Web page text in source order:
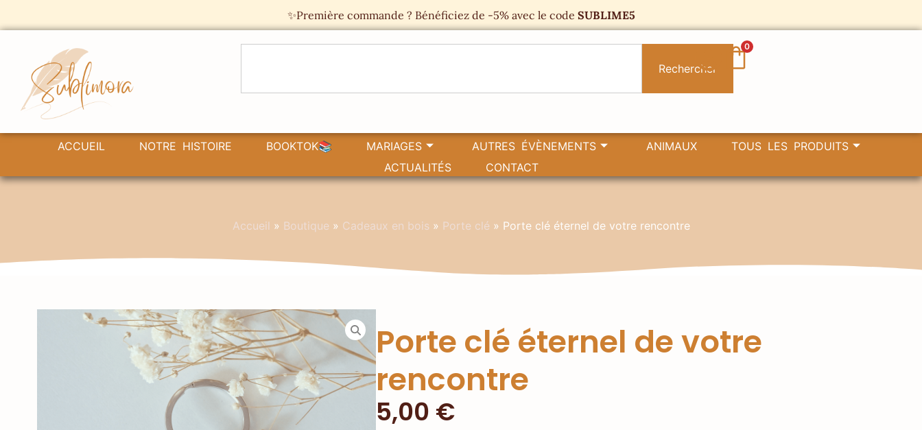
✨Première commande ? Bénéficiez de -5% avec le code SUBLIME5
Rechercher
0
ACCUEIL NOTRE HISTOIRE BOOKTOK📚 MARIAGES AUTRES ÉVÈNEMENTS ANIMAUX
TOUS LES PRODUITS
ACTUALITÉS
CONTACT
Accueil » Boutique » Cadeaux en bois » Porte clé » Porte clé éternel de votre rencontre
Porte clé éternel de votre
rencontre
5,00 €